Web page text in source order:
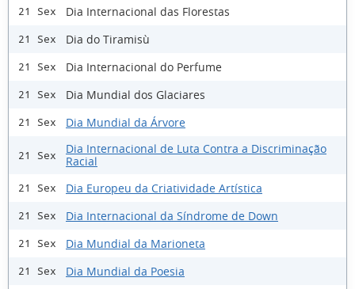
21 Sex Dia Internacional das Florestas
21 Sex Dia do Tiramisù
21 Sex Dia Internacional do Perfume
21 Sex Dia Mundial dos Glaciares
21 Sex Dia Mundial da Árvore
21 Sex
Dia Internacional de Luta Contra a Discriminação
Racial
21 Sex Dia Europeu da Criatividade Artística
21 Sex Dia Internacional da Síndrome de Down
21 Sex Dia Mundial da Marioneta
21 Sex Dia Mundial da Poesia